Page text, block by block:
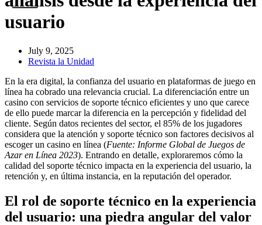
usuario
July 9, 2025
Revista la Unidad
En la era digital, la confianza del usuario en plataformas de juego en
línea ha cobrado una relevancia crucial. La diferenciación entre un
casino con servicios de soporte técnico eficientes y uno que carece
de ello puede marcar la diferencia en la percepción y fidelidad del
cliente. Según datos recientes del sector, el 85% de los jugadores
considera que la atención y soporte técnico son factores decisivos al
escoger un casino en línea (Fuente: Informe Global de Juegos de
Azar en Línea 2023). Entrando en detalle, exploraremos cómo la
calidad del soporte técnico impacta en la experiencia del usuario, la
retención y, en última instancia, en la reputación del operador.
El rol de soporte técnico en la experiencia
del usuario: una piedra angular del valor